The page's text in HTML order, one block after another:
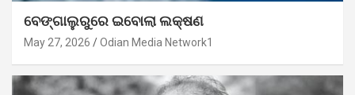
ବେଙ୍ଗାଲୁରୁରେ ଇବୋଲା ଲକ୍ଷଣ
May 27, 2026 Odian Media Network1